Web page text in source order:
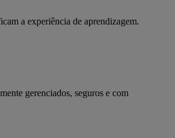
a experiência de aprendizagem.
gerenciados, seguros e com